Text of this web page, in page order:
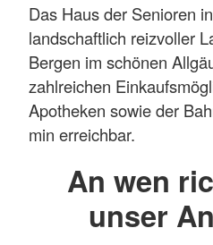
Das Haus der Senioren
landschaftlich reizvoller
Bergen im schönen
zahlreichen
Apotheken sowie der
min erreichbar.
An wen
unser